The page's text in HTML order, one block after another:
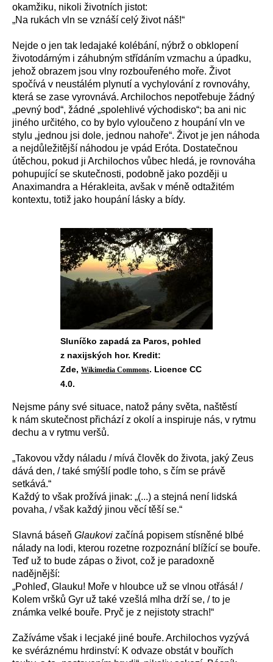
okamžiku, nikoli životních jistot:
„Na rukách vln se vznáší celý život náš!“
Nejde o jen tak ledajaké kolébání, nýbrž o obklopení
životodárným i záhubným střídáním vzmachu a úpadku,
jehož obrazem jsou vlny rozbouřeného moře. Život
spočívá v neustálém plynutí a vychylování z rovnováhy,
která se zase vyrovnává. Archilochos nepotřebuje žádný
„pevný bod“, žádné „spolehlivé východisko“; ba ani nic
jiného určitého, co by bylo vyloučeno z houpání vln ve
stylu „jednou jsi dole, jednou nahoře“. Život je jen náhoda
a nejdůležitější náhodou je vpád Eróta. Dostatečnou
útěchou, pokud ji Archilochos vůbec hledá, je rovnováha
pohupující se skutečnosti, podobně jako později u
Anaximandra a Hérakleita, avšak v méně odtažitém
kontextu, totiž jako houpání lásky a bídy.
Sluníčko zapadá za Paros, pohled
z naxijských hor. Kredit:
Zde, Wikimedia Commons. Licence CC
4.0.
Nejsme pány své situace, natož pány světa, naštěstí
k nám skutečnost přichází z okolí a inspiruje nás, v rytmu
dechu a v rytmu veršů.
„Takovou vždy náladu / mívá člověk do života, jaký Zeus
dává den, / také smýšlí podle toho, s čím se právě
setkává.“
Každý to však prožívá jinak: „(...) a stejná není lidská
povaha, / však každý jinou věcí těší se.“
Slavná báseň Glaukovi začíná popisem stísněné blbé
nálady na lodi, kterou rozetne rozpoznání blížící se bouře.
Teď už to bude zápas o život, což je paradoxně
nadějnější:
„Pohleď, Glauku! Moře v hloubce už se vlnou otřásá! /
Kolem vršků Gyr už také vzešlá mlha drží se, / to je
známka velké bouře. Pryč je z nejistoty strach!“
Zažíváme však i lecjaké jiné bouře. Archilochos vyzývá
ke svéráznému hrdinství: K odvaze obstát v bouřích